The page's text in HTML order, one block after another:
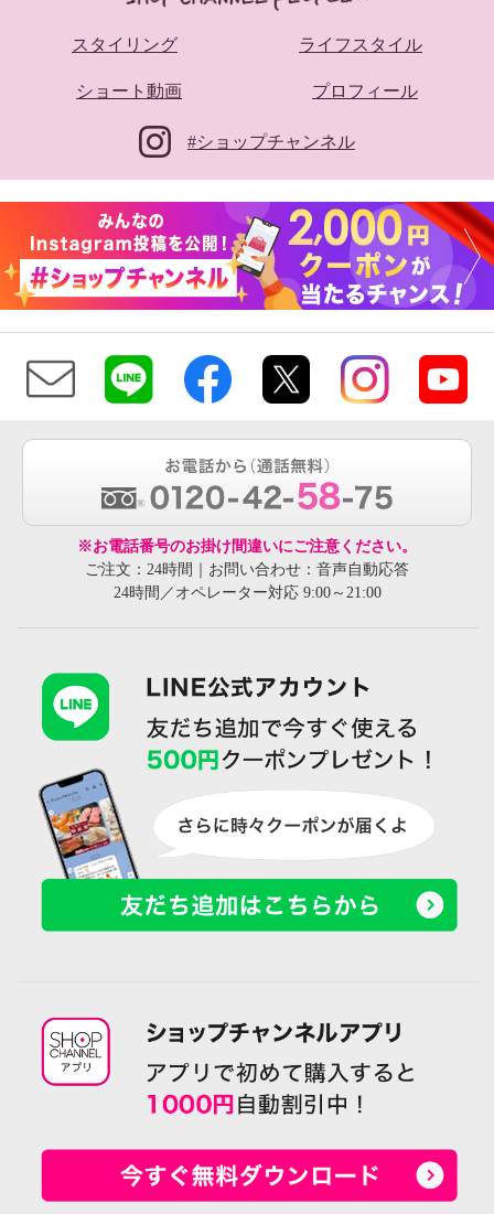
スタイリング ライフスタイル
ショート動画 プロフィール
#ショップチャンネル
※お電話番号のお掛け間違いにご注意ください。
ご注文：24時間｜お問い合わせ：音声自動応答
24時間／オペレーター対応 9:00～21:00